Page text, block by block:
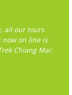
all our tours
now on line is
Chiang Mai: